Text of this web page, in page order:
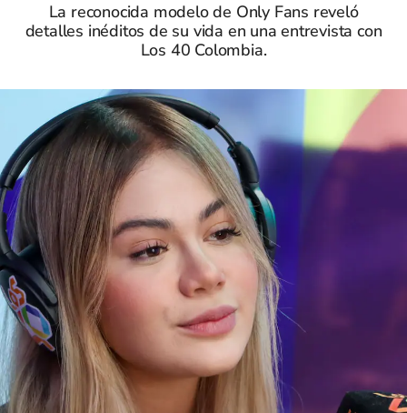
La reconocida modelo de Only Fans reveló
detalles inéditos de su vida en una entrevista con
Los 40 Colombia.